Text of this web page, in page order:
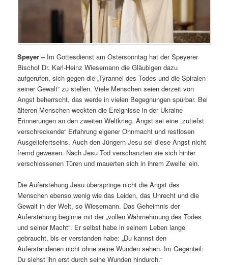
Speyer – Im Gottesdienst am Ostersonntag hat der Speyerer
Bischof Dr. Karl-Heinz Wiesemann die Gläubigen dazu
aufgerufen, sich gegen die „Tyrannei des Todes und die Spiralen
seiner Gewalt“ zu stellen. Viele Menschen seien derzeit von
Angst beherrscht, das werde in vielen Begegnungen spürbar. Bei
älteren Menschen weckten die Ereignisse in der Ukraine
Erinnerungen an den zweiten Weltkrieg. Angst sei eine „zutiefst
verschreckende“ Erfahrung eigener Ohnmacht und restlosen
Ausgeliefertseins. Auch den Jüngern Jesu sei diese Angst nicht
fremd gewesen. Nach Jesu Tod verschanzten sie sich hinter
verschlossenen Türen und mauerten sich in ihrem Zweifel ein.
Die Auferstehung Jesu überspringe nicht die Angst des
Menschen ebenso wenig wie das Leiden, das Unrecht und die
Gewalt in der Welt, so Wiesemann. Das Geheimnis der
Auferstehung beginne mit der „vollen Wahrnehmung des Todes
und seiner Macht“. Er selbst habe in seinem Leben lange
gebraucht, bis er verstanden habe: „Du kannst den
Auferstandenen nicht ohne seine Wunden sehen. Im Gegenteil:
Du siehst ihn erst durch seine Wunden hindurch.“